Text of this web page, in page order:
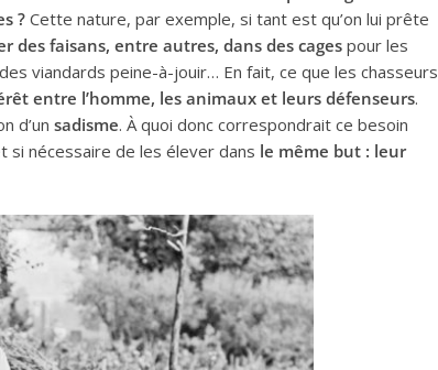
? Cette nature, par exemple, si tant est qu’on lui prête
des faisans, entre autres, dans des cages pour les
viandards peine-à-jouir… En fait, ce que les chasseurs
entre l’homme, les animaux et leurs défenseurs.
d’un sadisme. À quoi donc correspondrait ce besoin
si nécessaire de les élever dans le même but : leur